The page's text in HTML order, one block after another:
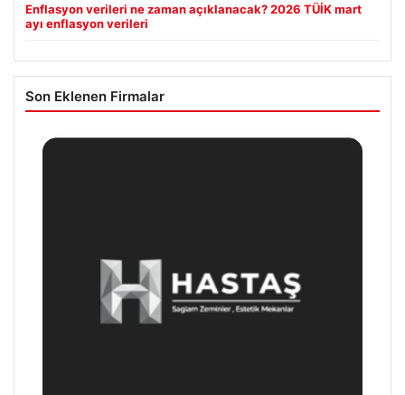
Enflasyon verileri ne zaman açıklanacak? 2026 TÜİK mart
ayı enflasyon verileri
Son Eklenen Firmalar